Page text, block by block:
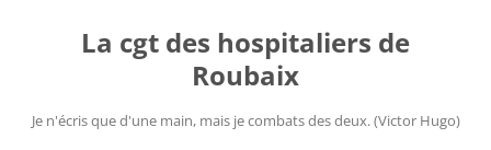
contenuLa cgt des hospitaliers de
Roubaix
Je n'écris que d'une main, mais je combats des deux. (Victor Hugo)